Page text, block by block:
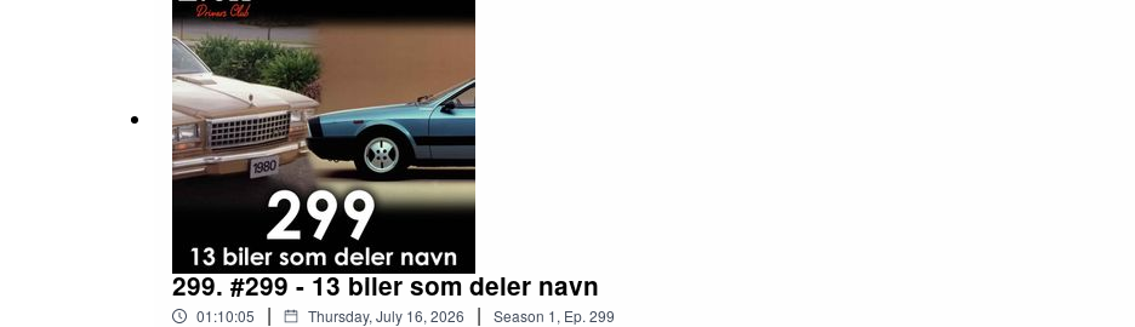
299. #299 - 13 biler som deler navn
01:10:05 | Thursday, July 16, 2026 | Season 1, Ep. 299